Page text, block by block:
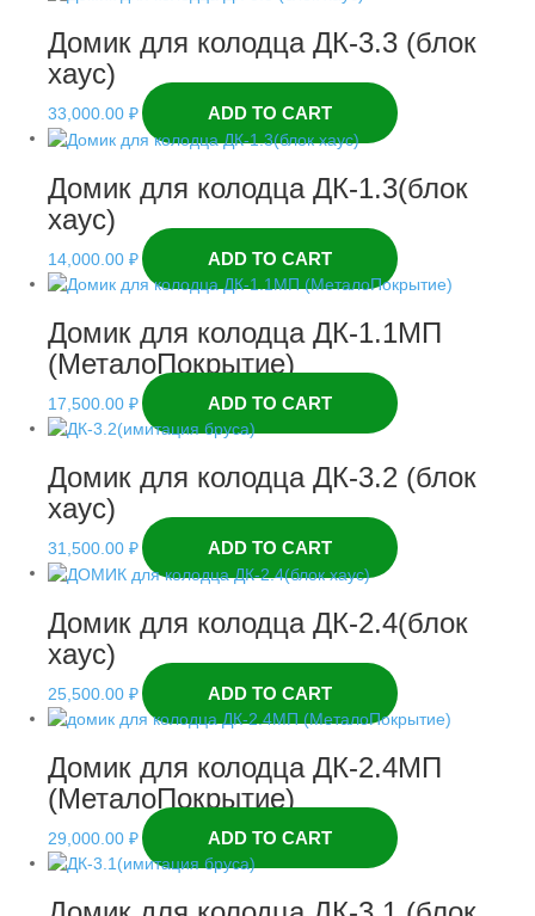
Домик для колодца ДК-3.3 (блок
хаус)
33,000.00 ₽ ADD TO CART
Домик для колодца ДК-1.3(блок
хаус)
14,000.00 ₽ ADD TO CART
Домик для колодца ДК-1.1МП
(МеталоПокрытие)
17,500.00 ₽ ADD TO CART
Домик для колодца ДК-3.2 (блок
хаус)
31,500.00 ₽ ADD TO CART
Домик для колодца ДК-2.4(блок
хаус)
25,500.00 ₽ ADD TO CART
Домик для колодца ДК-2.4МП
(МеталоПокрытие)
29,000.00 ₽ ADD TO CART